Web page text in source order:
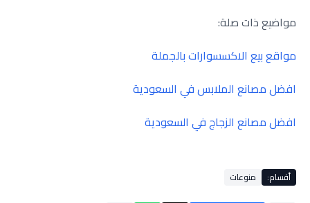
مواضيع ذات صلة:
مواقع بيع الاكسسوارات بالجملة
افضل مصانع الملابس في السعودية
افضل مصانع الزجاج في السعودية
أقسام: منوعات